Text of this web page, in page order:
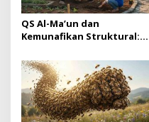
QS Al-Ma’un dan
Kemunafikan Struktural:
Simbolik yang Abai
Keadilan